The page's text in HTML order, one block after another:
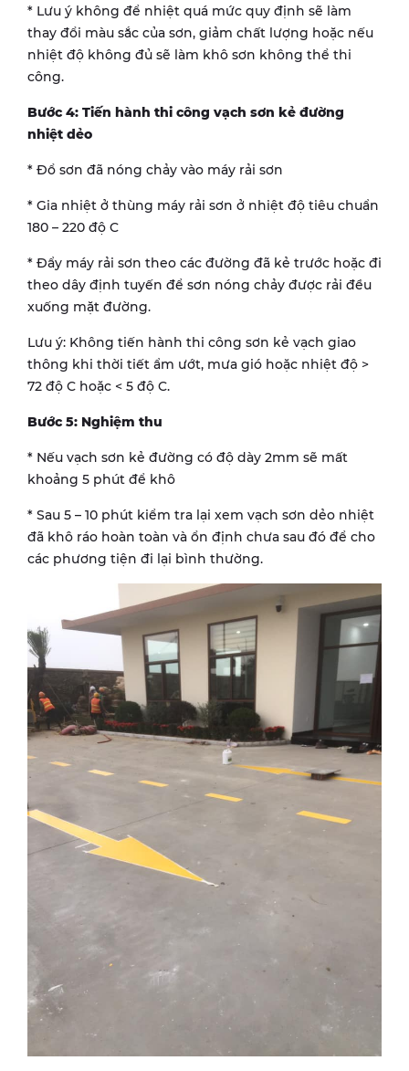
* Lưu ý không để nhiệt quá mức quy định sẽ làm
thay đổi màu sắc của sơn, giảm chất lượng hoặc nếu
nhiệt độ không đủ sẽ làm khô sơn không thể thi
công.
Bước 4: Tiến hành thi công vạch sơn kẻ đường
nhiệt dẻo
* Đổ sơn đã nóng chảy vào máy rải sơn
* Gia nhiệt ở thùng máy rải sơn ở nhiệt độ tiêu chuẩn
180 – 220 độ C
* Đẩy máy rải sơn theo các đường đã kẻ trước hoặc đi
theo dây định tuyến để sơn nóng chảy được rải đều
xuống mặt đường.
Lưu ý: Không tiến hành thi công sơn kẻ vạch giao
thông khi thời tiết ẩm ướt, mưa gió hoặc nhiệt độ >
72 độ C hoặc < 5 độ C.
Bước 5: Nghiệm thu
* Nếu vạch sơn kẻ đường có độ dày 2mm sẽ mất
khoảng 5 phút để khô
* Sau 5 – 10 phút kiểm tra lại xem vạch sơn dẻo nhiệt
đã khô ráo hoàn toàn và ổn định chưa sau đó để cho
các phương tiện đi lại bình thường.